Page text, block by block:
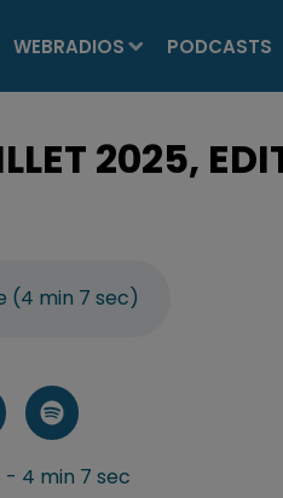
WEBRADIOS PODCASTS
2025,
(4 min 7 sec)
- 4 min 7 sec